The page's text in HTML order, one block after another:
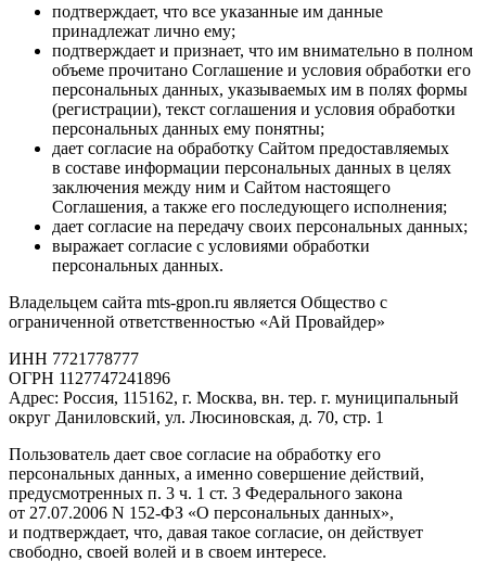
подтверждает, что все указанные им данные
принадлежат лично ему;
подтверждает и признает, что им внимательно в полном
объеме прочитано Соглашение и условия обработки его
персональных данных, указываемых им в полях формы
(регистрации), текст соглашения и условия обработки
персональных данных ему понятны;
дает согласие на обработку Сайтом предоставляемых
в составе информации персональных данных в целях
заключения между ним и Сайтом настоящего
Соглашения, а также его последующего исполнения;
дает согласие на передачу своих персональных данных;
выражает согласие с условиями обработки
персональных данных.
Владельцем сайта mts-gpon.ru является Общество с
ограниченной ответственностью «Ай Провайдер»
ИНН 7721778777
ОГРН 1127747241896
Адрес: Россия, 115162, г. Москва, вн. тер. г. муниципальный
округ Даниловский, ул. Люсиновская, д. 70, стр. 1
Пользователь дает свое согласие на обработку его
персональных данных, а именно совершение действий,
предусмотренных п. 3 ч. 1 ст. 3 Федерального закона
от 27.07.2006 N 152-ФЗ «О персональных данных»,
и подтверждает, что, давая такое согласие, он действует
свободно, своей волей и в своем интересе.